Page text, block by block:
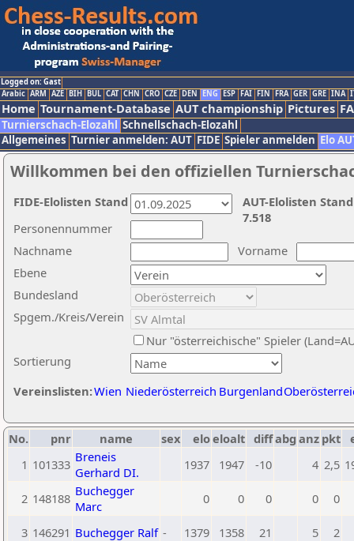
Logged on: Gast
Arabic ARM AZE BIH BUL CAT CHN CRO CZE DEN ENG ESP FAI FIN FRA GER GRE INA
Home Tournament-Database AUT championship Pictures
Turnierschach-Elozahl Schnellschach-Elozahl
Allgemeines Turnier anmelden: AUT FIDE Spieler anmelden Elo
Willkommen bei den offiziellen
Nachname
Vorname
Ebene
Sortierung
Personennummer
Bundesland
Spgem./Kreis/Verein
Nur "österreichische" Spieler
Vereinslisten:Wien Niederösterreich Burgenland
AUT-Elolisten
7.518
FIDE-Elolisten Stand
No. pnr name sex eloeloalt diffabg anz pkt
1 101333 Breneis
Gerhard DI.
1937 1947 -10 4 2,5
2 148188 Buchegger
Marc
0 0 0 0 0
3 146291 Buchegger Ralf - 1379 1358 21 5 2